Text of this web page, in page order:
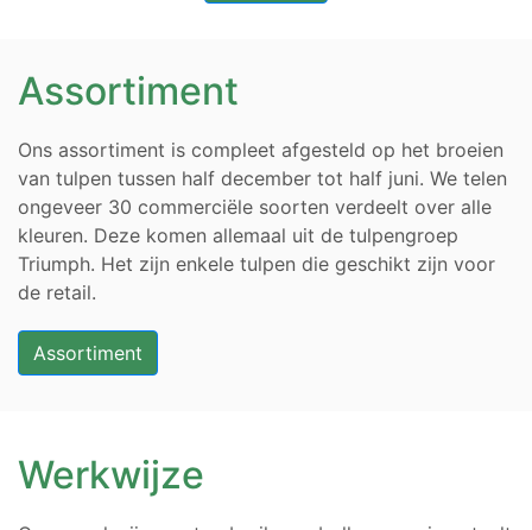
Assortiment
Ons assortiment is compleet afgesteld op het broeien
van tulpen tussen half december tot half juni. We telen
ongeveer 30 commerciële soorten verdeelt over alle
kleuren. Deze komen allemaal uit de tulpengroep
Triumph. Het zijn enkele tulpen die geschikt zijn voor
de retail.
Assortiment
Werkwijze